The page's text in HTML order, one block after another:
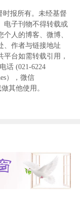
时报所有。未经基督
电子刊物不得转载或
人的博客、微博、
、作者与链接地址
平台如需转载引用，
话 (021-6224
），微信
其他使用。